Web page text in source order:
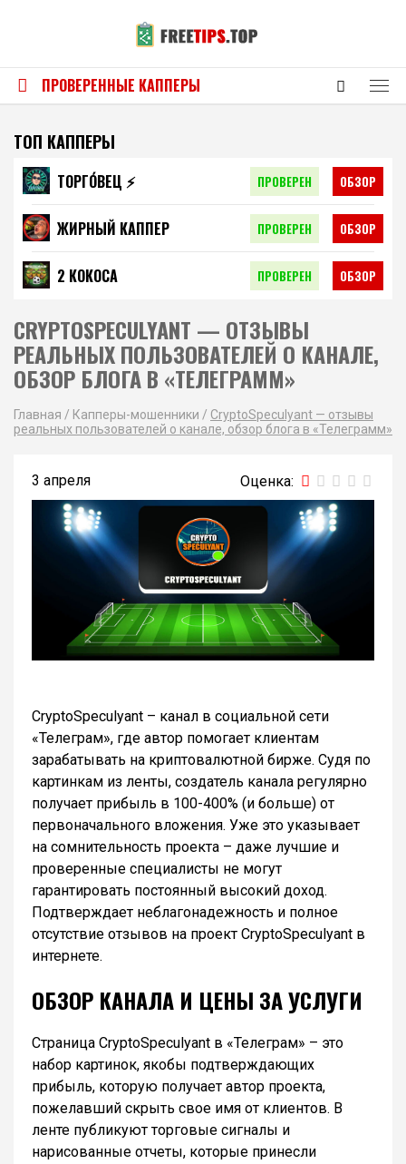
ПРОВЕРЕННЫЕ КАППЕРЫ
ТОП КАППЕРЫ
ТОРГО́ВЕЦ ⚡️ ПРОВЕРЕН ОБЗОР
ЖИРНЫЙ КАППЕР ПРОВЕРЕН ОБЗОР
2 КОКОСА ПРОВЕРЕН ОБЗОР
CRYPTOSPECULYANT — ОТЗЫВЫ
РЕАЛЬНЫХ ПОЛЬЗОВАТЕЛЕЙ О КАНАЛЕ,
ОБЗОР БЛОГА В «ТЕЛЕГРАММ»
Главная / Капперы-мошенники / CryptoSpeculyant — отзывы
реальных пользователей о канале, обзор блога в «Телеграмм»
3 апреля
CryptoSpeculyant – канал в социальной сети
«Телеграм», где автор помогает клиентам
зарабатывать на криптовалютной бирже. Судя по
картинкам из ленты, создатель канала регулярно
получает прибыль в 100-400% (и больше) от
первоначального вложения. Уже это указывает
на сомнительность проекта – даже лучшие и
проверенные специалисты не могут
гарантировать постоянный высокий доход.
Подтверждает неблагонадежность и полное
отсутствие отзывов на проект CryptoSpeculyant в
интернете.
ОБЗОР КАНАЛА И ЦЕНЫ ЗА УСЛУГИ
Страница CryptoSpeculyant в «Телеграм» – это
набор картинок, якобы подтверждающих
прибыль, которую получает автор проекта,
пожелавший скрыть свое имя от клиентов. В
ленте публикуют торговые сигналы и
нарисованные отчеты, которые принесли